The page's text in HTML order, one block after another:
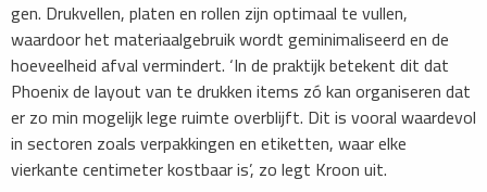
gen. Drukvellen, platen en rollen zijn optimaal te vullen,
waardoor het materiaalgebruik wordt geminimaliseerd en de
hoeveelheid afval vermindert. ‘In de praktijk betekent dit dat
Phoenix de layout van te drukken items zó kan organiseren dat
er zo min mogelijk lege ruimte overblijft. Dit is vooral waardevol
in sectoren zoals verpakkingen en etiketten, waar elke
vierkante centimeter kostbaar is’, zo legt Kroon uit.